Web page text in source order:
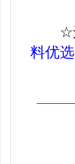
☆
料优选